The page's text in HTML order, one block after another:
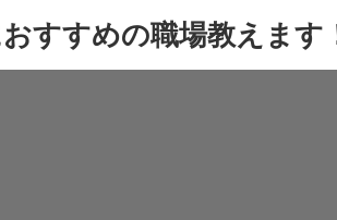
すすめの職場教えます